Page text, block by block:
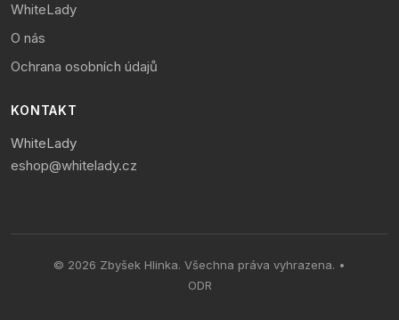
WhiteLady
O nás
Ochrana osobních údajů
KONTAKT
WhiteLady
eshop@whitelady.cz
© 2026 Zbyšek Hlinka. Všechna práva vyhrazena. •
ODR